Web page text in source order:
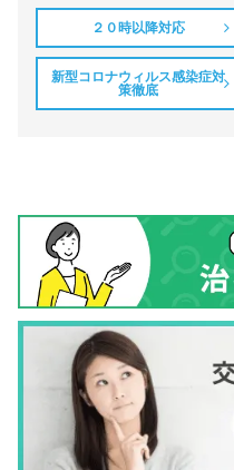
２０時以降対応
新型コロナウィルス感染症対
策徹底